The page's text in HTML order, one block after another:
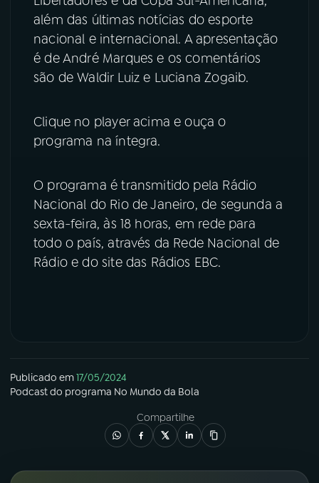
TikTok
além das últimas notícias do esporte
nacional e internacional. A apresentação
é de André Marques e os comentários
são de Waldir Luiz e Luciana Zogaib.
Clique no player acima e ouça o
programa na íntegra.
O programa é transmitido pela Rádio
Nacional do Rio de Janeiro, de segunda a
sexta-feira, às 18 horas, em rede para
todo o país, através da Rede Nacional de
Rádio e do site das Rádios EBC.
Publicado em17/05/2024
Podcastdo programa No Mundo da Bola
Compartilhe